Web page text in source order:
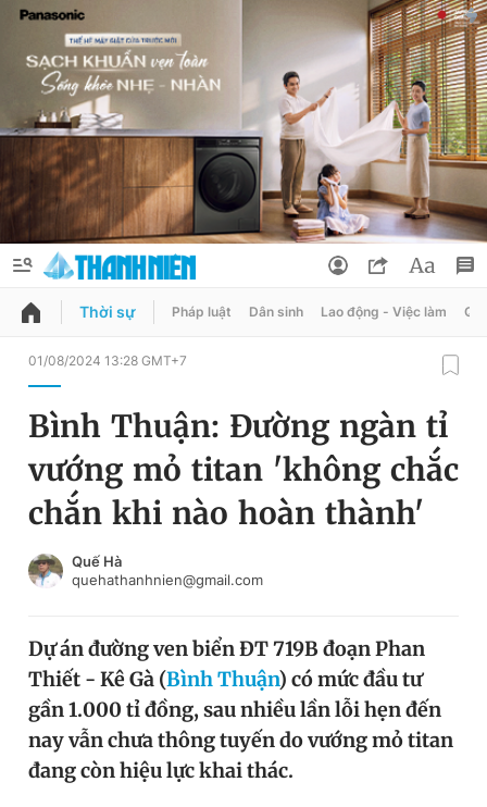
QUẢNG CÁO
Chuyên mục
Chuyên mục khác
Chào ngày mới
Video Magazine
Sản phẩm khác
Đổi mật khẩu
Tin đã lưu
Đăng xuất
Thời sự Pháp luật Dân sinh Lao động - Việc làm
01/08/2024 13:28 GMT+7
Bình Thuận: Đường ngàn tỉ
vướng mỏ titan 'không chắc
chắn khi nào hoàn thành'
Quế Hà
quehathanhnien@gmail.com
Dự án đường ven biển ĐT 719B đoạn Phan
Thiết - Kê Gà (Bình Thuận) có mức đầu tư
gần 1.000 tỉ đồng, sau nhiều lần lỗi hẹn đến
nay vẫn chưa thông tuyến do vướng mỏ titan
đang còn hiệu lực khai thác.